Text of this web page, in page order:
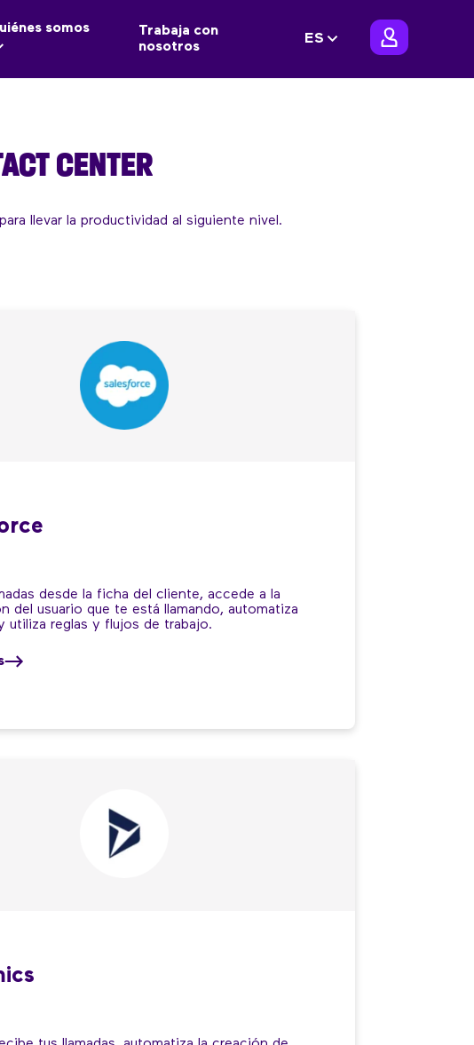
somos
Trabaja con
nosotros
ES
CENTER
llevar la productividad al siguiente nivel.
desde la ficha del cliente, accede a la
del usuario que te está llamando, automatiza
utiliza reglas y flujos de trabajo.